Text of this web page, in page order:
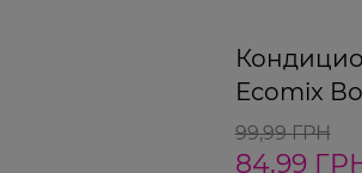
Ecomix
99,99 ГРН
84,99